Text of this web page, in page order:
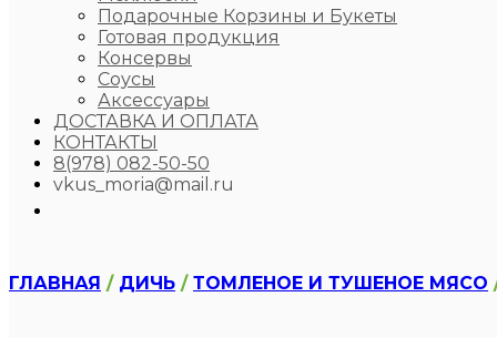
Подарочные Корзины и Букеты
Готовая продукция
Консервы
Соусы
Аксессуары
ДОСТАВКА И ОПЛАТА
КОНТАКТЫ
8(978) 082-50-50
vkus_moria@mail.ru
ГЛАВНАЯ / ДИЧЬ / ТОМЛЕНОЕ И ТУШЕНОЕ МЯСО